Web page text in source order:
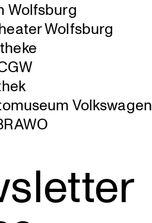
Wolfsburg
Wolfsburg
Volks­wagen